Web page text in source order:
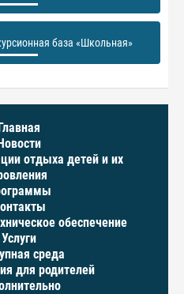
база «Школьная»
отдыха детей и их
обеспечение
Услуги
среда
для родителей